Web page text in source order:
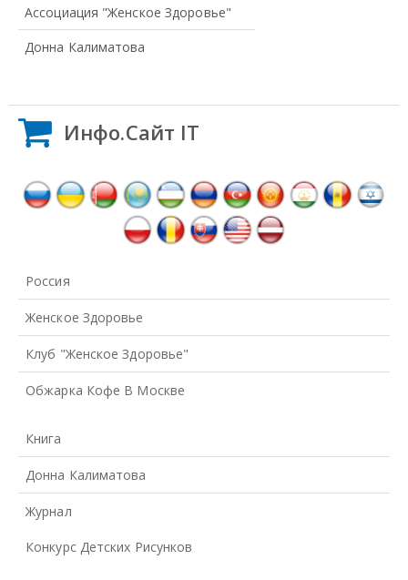
Ассоциация "Женское Здоровье"
Донна Калиматова
Инфо.Сайт IT
Россия
Женское Здоровье
Клуб "Женское Здоровье"
Обжарка Кофе В Москве
Книга
Донна Калиматова
Журнал
Конкурс Детских Рисунков